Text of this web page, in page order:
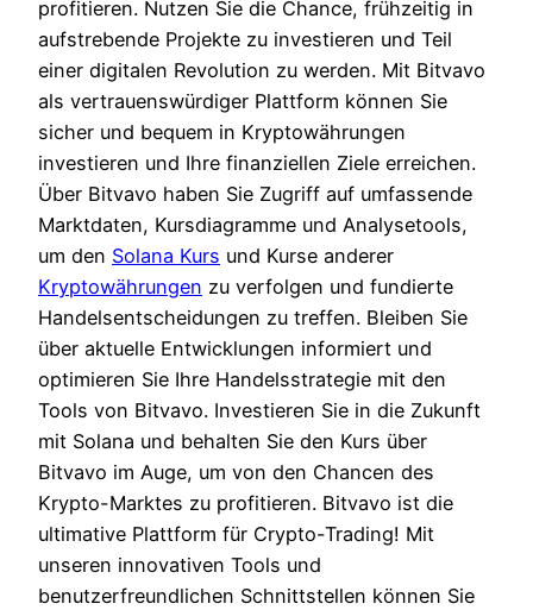
profitieren. Nutzen Sie die Chance, frühzeitig in
aufstrebende Projekte zu investieren und Teil
einer digitalen Revolution zu werden. Mit Bitvavo
als vertrauenswürdiger Plattform können Sie
sicher und bequem in Kryptowährungen
investieren und Ihre finanziellen Ziele erreichen.
Über Bitvavo haben Sie Zugriff auf umfassende
Marktdaten, Kursdiagramme und Analysetools,
um den Solana Kurs und Kurse anderer
Kryptowährungen zu verfolgen und fundierte
Handelsentscheidungen zu treffen. Bleiben Sie
über aktuelle Entwicklungen informiert und
optimieren Sie Ihre Handelsstrategie mit den
Tools von Bitvavo. Investieren Sie in die Zukunft
mit Solana und behalten Sie den Kurs über
Bitvavo im Auge, um von den Chancen des
Krypto-Marktes zu profitieren. Bitvavo ist die
ultimative Plattform für Crypto-Trading! Mit
unseren innovativen Tools und
benutzerfreundlichen Schnittstellen können Sie